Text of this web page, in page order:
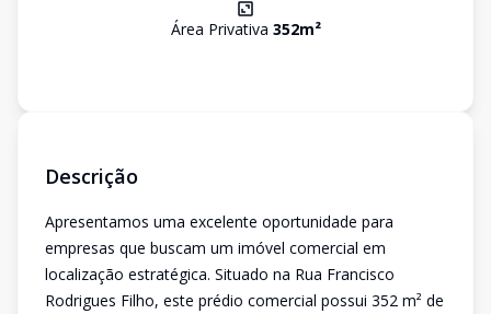
Área Privativa 352m²
Descrição
Apresentamos uma excelente oportunidade para
empresas que buscam um imóvel comercial em
localização estratégica. Situado na Rua Francisco
Rodrigues Filho, este prédio comercial possui 352 m² de